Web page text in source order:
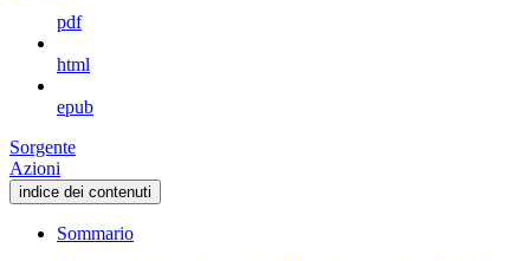
pdf
html
epub
Sorgente
Azioni
indice dei contenuti
Sommario